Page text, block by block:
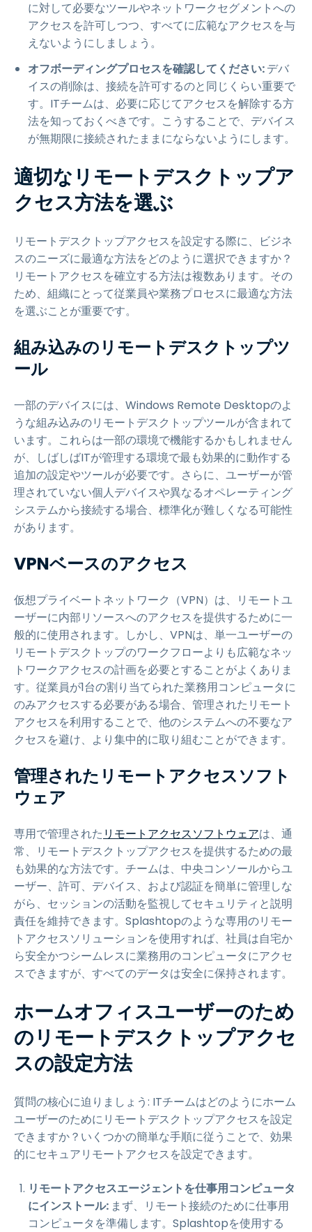
に対して必要なツールやネットワークセグメントへの
アクセスを許可しつつ、すべてに広範なアクセスを与
えないようにしましょう。
オフボーディングプロセスを確認してください:デバ
イスの削除は、接続を許可するのと同じくらい重要で
す。ITチームは、必要に応じてアクセスを解除する方
法を知っておくべきです。こうすることで、デバイス
が無期限に接続されたままにならないようにします。
適切なリモートデスクトップア
クセス方法を選ぶ
リモートデスクトップアクセスを設定する際に、ビジネ
スのニーズに最適な方法をどのように選択できますか？
リモートアクセスを確立する方法は複数あります。その
ため、組織にとって従業員や業務プロセスに最適な方法
を選ぶことが重要です。
組み込みのリモートデスクトップツ
ール
一部のデバイスには、Windows Remote Desktopのよ
うな組み込みのリモートデスクトップツールが含まれて
います。これらは一部の環境で機能するかもしれません
が、しばしばITが管理する環境で最も効果的に動作する
追加の設定やツールが必要です。さらに、ユーザーが管
理されていない個人デバイスや異なるオペレーティング
システムから接続する場合、標準化が難しくなる可能性
があります。
VPNベースのアクセス
仮想プライベートネットワーク（VPN）は、リモートユ
ーザーに内部リソースへのアクセスを提供するために一
般的に使用されます。しかし、VPNは、単一ユーザーの
リモートデスクトップのワークフローよりも広範なネッ
トワークアクセスの計画を必要とすることがよくありま
す。従業員が1台の割り当てられた業務用コンピュータに
のみアクセスする必要がある場合、管理されたリモート
アクセスを利用することで、他のシステムへの不要なア
クセスを避け、より集中的に取り組むことができます。
管理されたリモートアクセスソフト
ウェア
専用で管理された リモートアクセスソフトウェアは、通
常、リモートデスクトップアクセスを提供するための最
も効果的な方法です。チームは、中央コンソールからユ
ーザー、許可、デバイス、および認証を簡単に管理しな
がら、セッションの活動を監視してセキュリティと説明
責任を維持できます。Splashtopのような専用のリモー
トアクセスソリューションを使用すれば、社員は自宅か
ら安全かつシームレスに業務用のコンピュータにアクセ
スできますが、すべてのデータは安全に保持されます。
ホームオフィスユーザーのため
のリモートデスクトップアクセ
スの設定方法
質問の核心に迫りましょう: ITチームはどのようにホーム
ユーザーのためにリモートデスクトップアクセスを設定
できますか？いくつかの簡単な手順に従うことで、効果
的にセキュアリモートアクセスを設定できます。
リモートアクセスエージェントを仕事用コンピュータ
にインストール: まず、リモート接続のために仕事用
コンピュータを準備します。Splashtopを使用する